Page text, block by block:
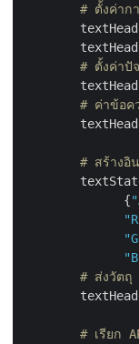
# ตั้งค่าก
# ตั้งค่าปั
# ค่าข้อค
# สร้างอิ
              {
# ส่งวัตถุ
# เรียก